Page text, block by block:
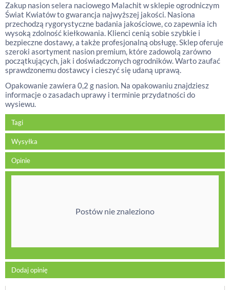
Zakup nasion selera naciowego Malachit w sklepie ogrodniczym
Świat Kwiatów to gwarancja najwyższej jakości. Nasiona
przechodzą rygorystyczne badania jakościowe, co zapewnia ich
wysoką zdolność kiełkowania. Klienci cenią sobie szybkie i
bezpieczne dostawy, a także profesjonalną obsługę. Sklep oferuje
szeroki asortyment nasion premium, które zadowolą zarówno
początkujących, jak i doświadczonych ogrodników. Warto zaufać
sprawdzonemu dostawcy i cieszyć się udaną uprawą.
Opakowanie zawiera 0,2 g nasion. Na opakowaniu znajdziesz
informacje o zasadach uprawy i terminie przydatności do
wysiewu.
Tagi
Wysyłka
Opinie
Postów nie znaleziono
Dodaj opinię